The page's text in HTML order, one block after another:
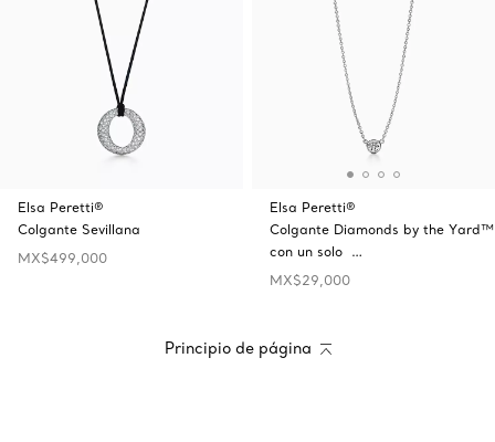
Elsa Peretti®
Colgante Sevillana
MX$499,000
Elsa Peretti®
Colgante Diamonds by the Yard™
con un solo …
MX$29,000
Principio de página